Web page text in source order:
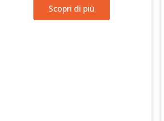
Scopri di più